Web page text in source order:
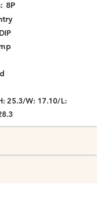
8P
DIP
25.3/W: 17.10/L: